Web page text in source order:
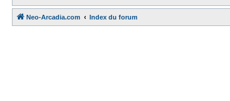
Neo-Arcadia.com Index du forum